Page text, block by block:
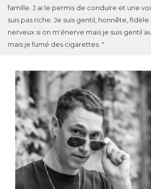
famille. J ai le permis de conduire et une
suis pas riche. Je suis gentil, honnête,
nerveux si on m'énerve mais je suis gentil
mais je fumé des cigarettes. "